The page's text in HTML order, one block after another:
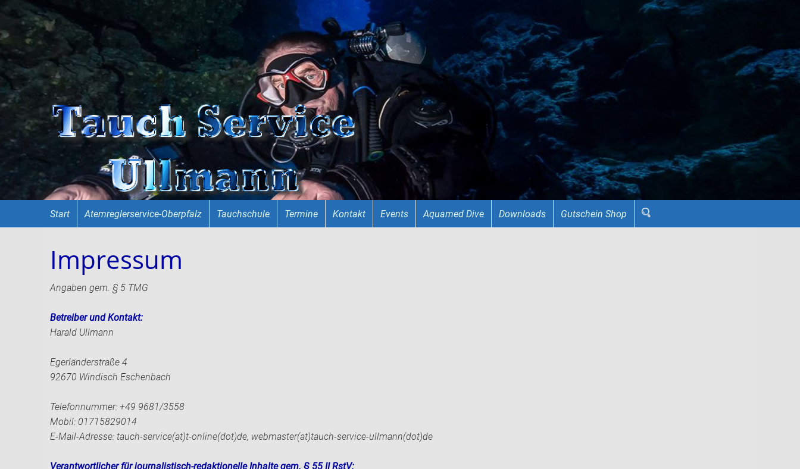
Start Atemreglerservice-Oberpfalz Tauchschule Termine Kontakt Events Aquamed Dive Downloads Gutschein Shop
Impressum
Angaben gem. § 5 TMG
Betreiber und Kontakt:
Harald Ullmann
Egerländerstraße 4
92670 Windisch Eschenbach
Telefonnummer: +49 9681/3558
Mobil: 01715829014
E-Mail-Adresse: tauch-service(at)t-online(dot)de, webmaster(at)tauch-service-ullmann(dot)de
Verantwortlicher für journalistisch-redaktionelle Inhalte gem. § 55 II RstV: